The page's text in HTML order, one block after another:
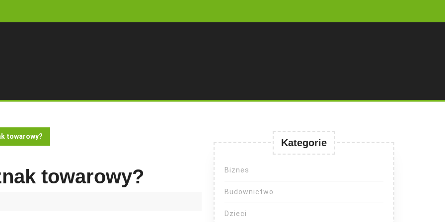
towarowy?
towarowy?
Kategorie
Biznes
Budownictwo
Dzieci